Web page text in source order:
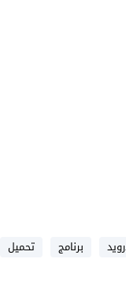
برنامج
تحميل